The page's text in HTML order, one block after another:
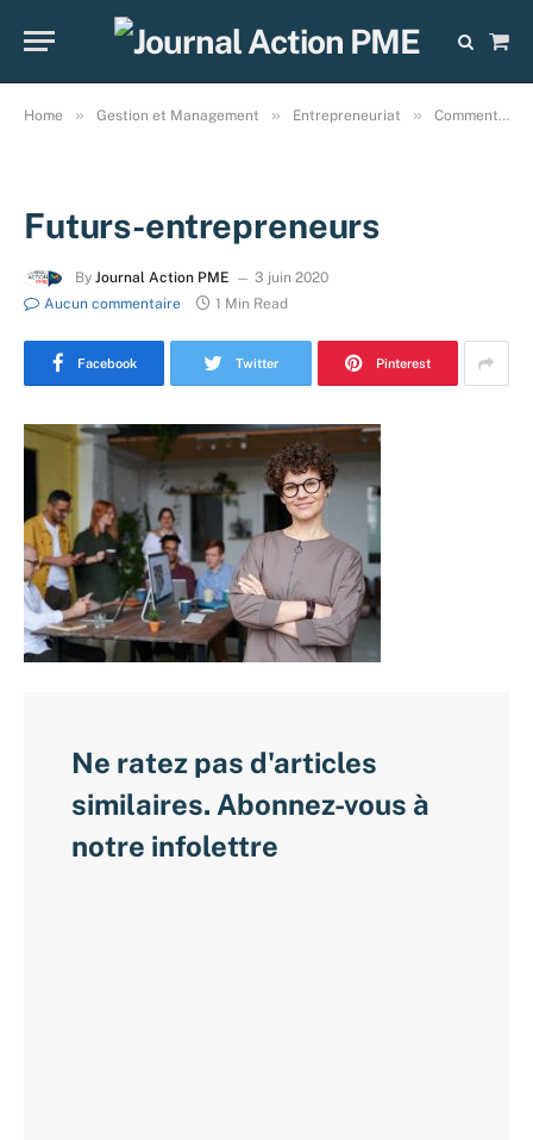
Cart
Home » Gestion et Management » Entrepreneuriat » Comment peut-on enseigner aux futurs entrepreneurs les clés du métier ?
Futurs-entrepreneurs
By Journal Action PME
3 juin 2020
Aucun commentaire
1 Min Read
Facebook Twitter Pinterest
Ne ratez pas d'articles
similaires. Abonnez-vous à
notre infolettre